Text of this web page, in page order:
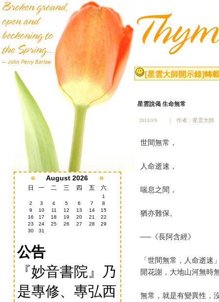
« August 2026 »
日 一 二 三 四 五 六
1
2
3 4 5 6 7
8
9
10 11 12 13 14
15
16
17 18 19 20 21
22
23
24 25 26 27 28
29
30
31
公告
『妙音書院』乃
是專修、專弘西
[星雲大師開示錄]轉
星雲說偈生命無常
2013/3/9 作者：星雲大師
世間無常，
人命逝速，
喘息之間，
猶亦難保。
──《長阿含經》
「世間無常，人命逝
開花謝，大地山河無時
無常，就是有變異性，